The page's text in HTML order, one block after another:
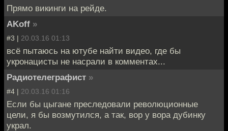
Прямо викинги на рейде.
AKoff »
#3 | 20.03.16 01:13
всё пытаюсь на ютубе найти видео, где бы
укронацисты не насрали в комментах...
Радиотелеграфист »
#4 | 20.03.16 01:16
Если бы цыгане преследовали революционные
цели, я бы возмутился, а так, вор у вора дубинку
украл.